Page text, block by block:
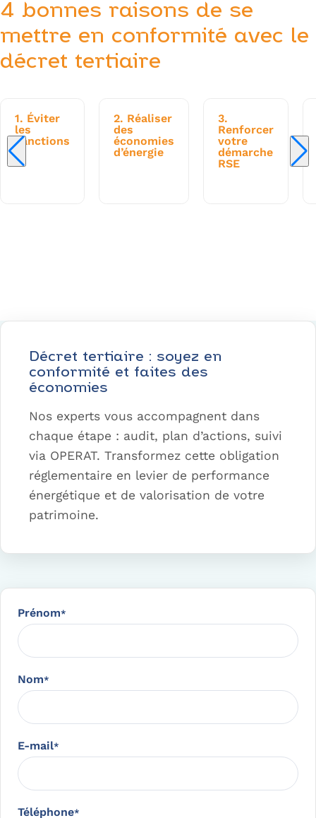
4 bonnes raisons de se
mettre en conformité avec le
décret tertiaire
1. Éviter
les
sanctions
2. Réaliser
des
économies
d’énergie
3.
Renforcer
votre
démarche
RSE
Décret tertiaire : soyez en
conformité et faites des
économies
Nos experts vous accompagnent dans
chaque étape : audit, plan d’actions, suivi
via OPERAT. Transformez cette obligation
réglementaire en levier de performance
énergétique et de valorisation de votre
patrimoine.
Prénom*
Nom*
E-mail*
Téléphone*